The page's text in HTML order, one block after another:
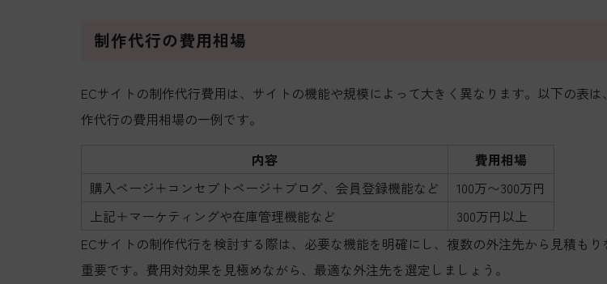
制作代行の費用相場
ECサイトの制作代行費用は、サイトの機能や規模によって大きく異なります。以下の表は
作代行の費用相場の一例です。
内容
費用相場
購入ページ＋コンセプトページ＋ブログ、会員登録機能など
100万〜300万円
上記＋マーケティングや在庫管理機能など
300万円以上
ECサイトの制作代行を検討する際は、必要な機能を明確にし、複数の外注先から見積もり
重要です。費用対効果を見極めながら、最適な外注先を選定しましょう。